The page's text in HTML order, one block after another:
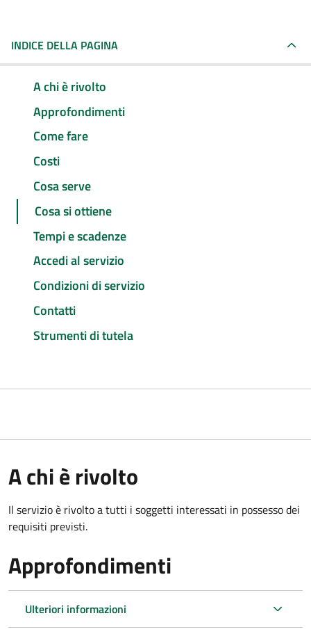
INDICE DELLA PAGINA
A chi è rivolto
Approfondimenti
Come fare
Costi
Cosa serve
Cosa si ottiene
Tempi e scadenze
Accedi al servizio
Condizioni di servizio
Contatti
Strumenti di tutela
A chi è rivolto
Il servizio è rivolto a tutti i soggetti interessati in possesso dei
requisiti previsti.
Approfondimenti
Ulteriori informazioni